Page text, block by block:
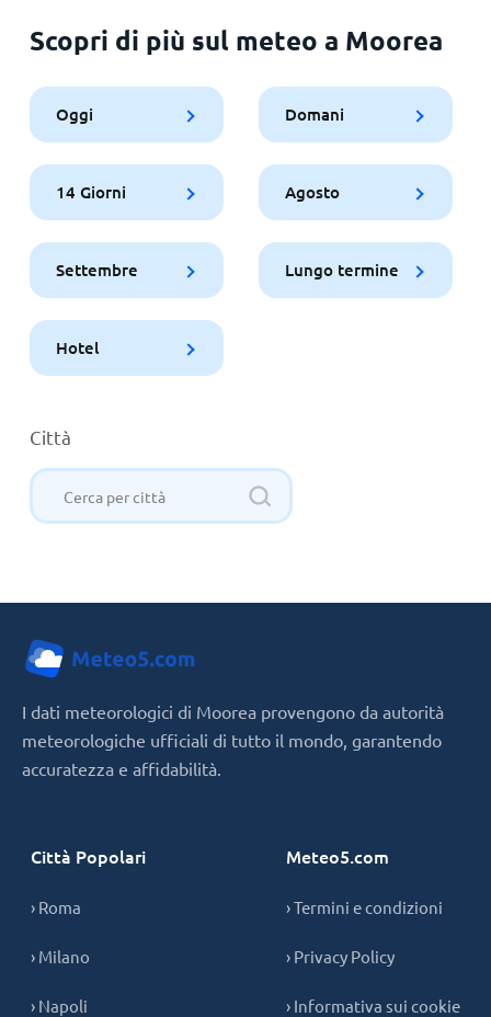
Scopri di più sul meteo a Moorea
Oggi Domani
14 Giorni Agosto
Settembre Lungo termine
Hotel
Città
I dati meteorologici di Moorea provengono da autorità
meteorologiche ufficiali di tutto il mondo, garantendo
accuratezza e affidabilità.
Città Popolari
› Roma
› Milano
› Napoli
Meteo5.com
› Termini e condizioni
› Privacy Policy
› Informativa sui cookie